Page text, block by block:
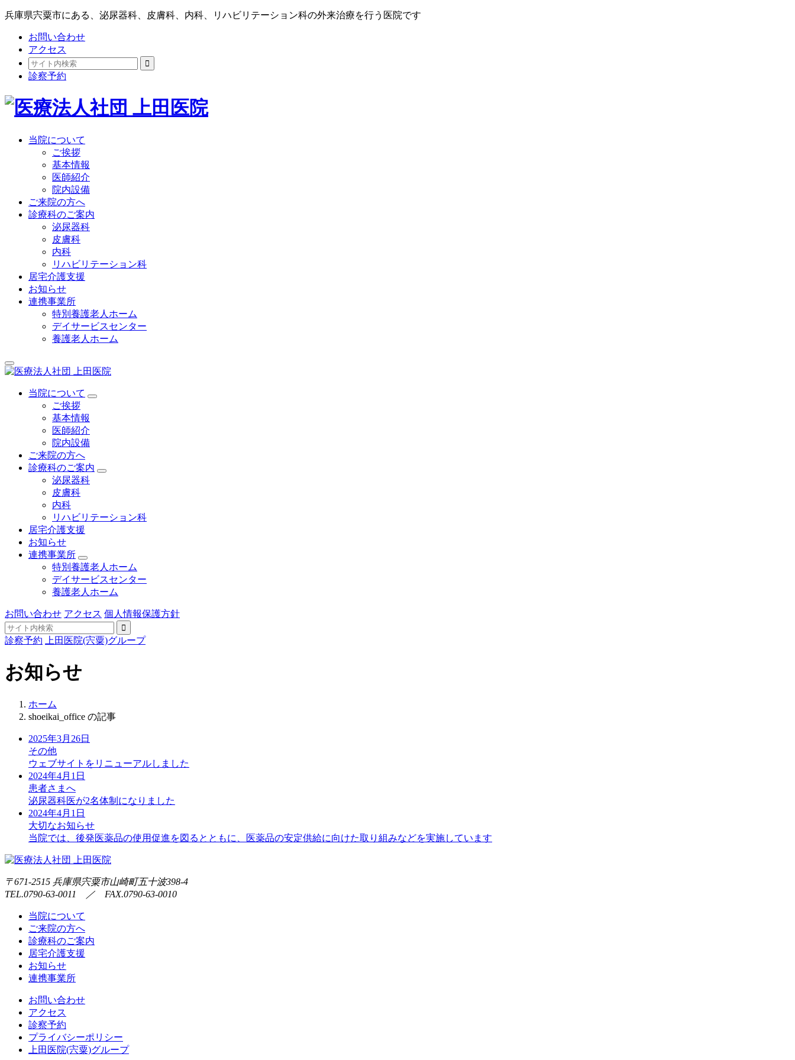
兵庫県宍粟市にある、泌尿器科、皮膚科、内科、リハビリテーション科の外来治療を行う医院です
お問い合わせ
アクセス
診察予約
当院について
ご挨拶
基本情報
医師紹介
院内設備
ご来院の方へ
診療科のご案内
泌尿器科
皮膚科
内科
リハビリテーション科
居宅介護支援
お知らせ
連携事業所
特別養護老人ホーム
デイサービスセンター
養護老人ホーム
当院について
ご挨拶
基本情報
医師紹介
院内設備
ご来院の方へ
診療科のご案内
泌尿器科
皮膚科
内科
リハビリテーション科
居宅介護支援
お知らせ
連携事業所
特別養護老人ホーム
デイサービスセンター
養護老人ホーム
お問い合わせ アクセス 個人情報保護方針
診察予約 上田医院(宍粟)グループ
お知らせ
ホーム
shoeikai_office の記事
2025年3月26日
その他
ウェブサイトをリニューアルしました
2024年4月1日
患者さまへ
泌尿器科医が2名体制になりました
2024年4月1日
大切なお知らせ
当院では、後発医薬品の使用促進を図るとともに、医薬品の安定供給に向けた取り組みなどを実施しています
〒671-2515 兵庫県宍粟市山崎町五十波398-4
TEL.0790-63-0011 ／ FAX.0790-63-0010
当院について
ご来院の方へ
診療科のご案内
居宅介護支援
お知らせ
連携事業所
お問い合わせ
アクセス
診察予約
プライバシーポリシー
上田医院(宍粟)グループ